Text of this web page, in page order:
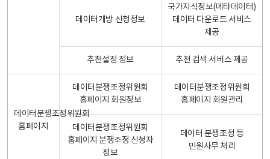
데이터개방 신청정보
국가지식정보(메타데이터)
데이터 다운로드 서비스
제공
추천설정 정보 추천 검색 서비스 제공
데이터분쟁조정위원회
홈페이지
데이터분쟁조정위원회
홈페이지 회원정보
데이터분쟁조정위원회
홈페이지 회원관리
데이터분쟁조정위원회
홈페이지 분쟁조정 신청자
정보
데이터 분쟁조정 등
민원사무 처리